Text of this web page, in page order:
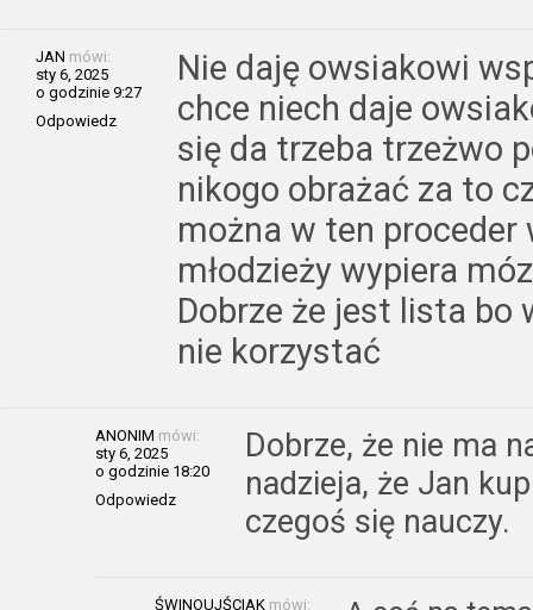
JAN mówi:
sty 6, 2025
o godzinie 9:27
Odpowiedz
Nie daję owsiakowi
chce niech daje
się da trzeba trzeżwo
nikogo obrażać za to
można w ten
młodzieży wypiera
Dobrze że jest lista bo
nie korzystać
ANONIM mówi:
sty 6, 2025
o godzinie 18:20
Odpowiedz
Dobrze, że nie ma
nadzieja, że Jan
czegoś się nauczy.
ŚWINOUJŚCIAK mówi: